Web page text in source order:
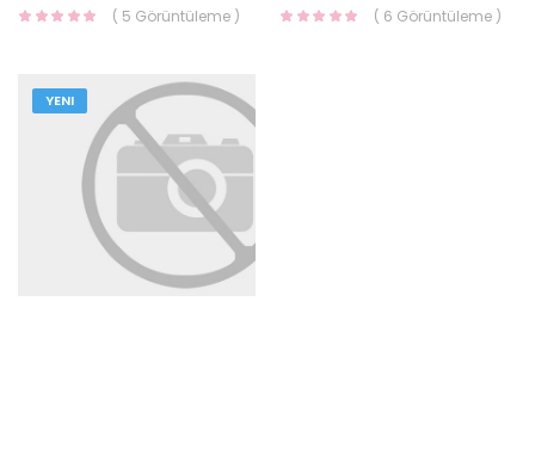
( 5 Görüntüleme ) ( 6 Görüntüleme )
YENI